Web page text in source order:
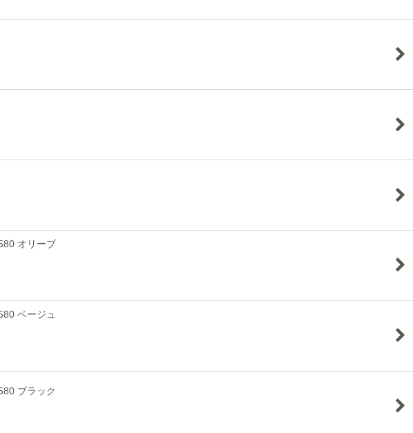
オリーブ
ベージュ
ブラック